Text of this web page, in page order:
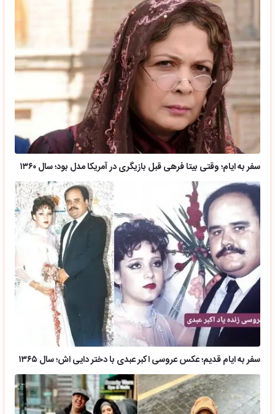
سفر به ایام؛ وقتی بیتا فرهی قبل بازیگری در آمریکا مدل بود؛ سال ۱۳۶۰
سفر به ایام قدیم؛ عکس عروسی اکبر عبدی با دختر دایی اش؛ سال ۱۳۶۵